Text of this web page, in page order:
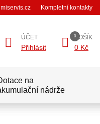
Kompletní kontakty
ÚČET
Přihlásit
KOŠÍK
0 Kč
na
nádrže